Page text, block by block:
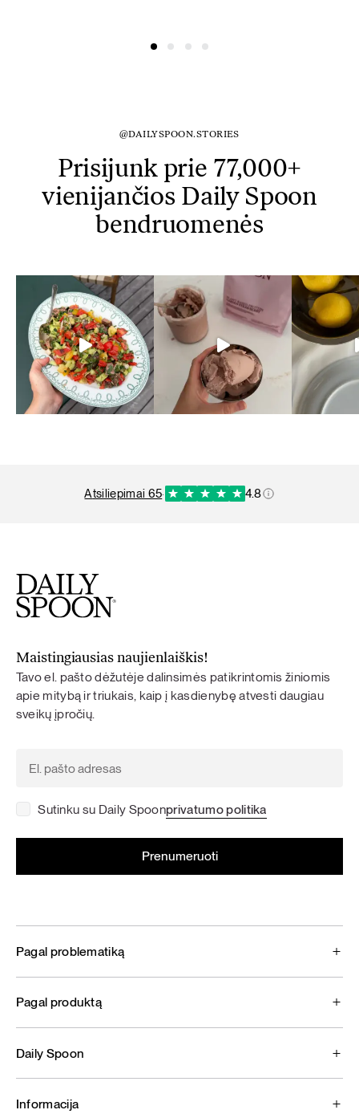
@DAILYSPOON.STORIES
Prisijunk prie 77,000+
vienijančios Daily Spoon
bendruomenės
atsiliepimai 65· 4.8
Maistingiausias naujienlaiškis!
Tavo el. pašto dėžutėje dalinsimės patikrintomis žiniomis
apie mitybą ir triukais, kaip į kasdienybę atvesti daugiau
sveikų įpročių.
Sutinku su Daily Spoonprivatumo politika
Pagal problematiką
Pagal produktą
Daily Spoon
Informacija